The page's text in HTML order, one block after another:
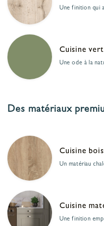
Une finition qui
Cuisine
Une ode à la
Des matériaux
Cuisine bois
Un matériau
Cuisine
Une finition